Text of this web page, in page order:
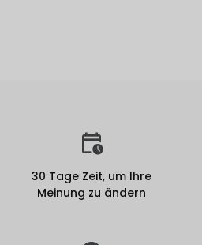
30 Tage Zeit, um Ihre
Meinung zu ändern